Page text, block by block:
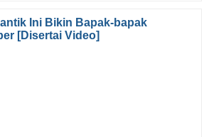
Ini Bikin Bapak-bapak
[Disertai Video]